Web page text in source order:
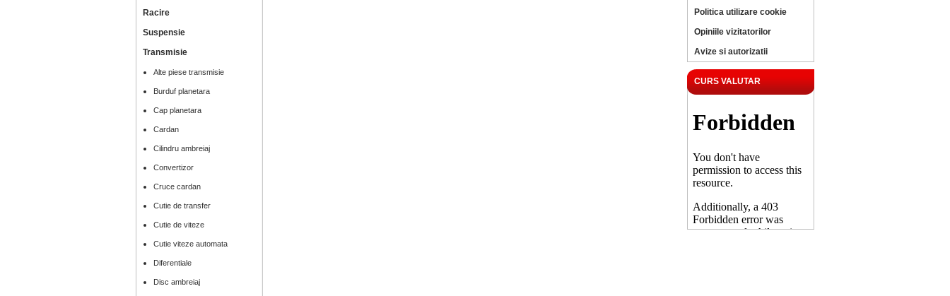
Racire
Suspensie
Transmisie
Alte piese transmisie
Burduf planetara
Cap planetara
Cardan
Cilindru ambreiaj
Convertizor
Cruce cardan
Cutie de transfer
Cutie de viteze
Cutie viteze automata
Diferentiale
Disc ambreiaj
Politica utilizare cookie
Opiniile vizitatorilor
Avize si autorizatii
CURS VALUTAR